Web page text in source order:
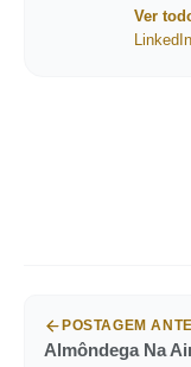
Ver
LinkedIn
POSTAGEM
Almôndega Na